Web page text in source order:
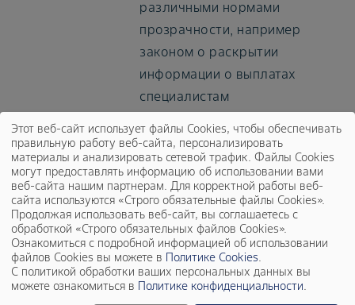
различными нормами
прозрачности, например
законом о раскрытии
информации о выплатах
специалистам
(Sunshine Act),Кодексом
раскрытия информации
EFPIAв Европе, и другими
региональными
законодательными
предписаниями, касающимися
раскрытия информации. Мы
глубоко уважаем
Этот веб-сайт использует файлы Cookies, чтобы обеспечивать
правильную работу веб-сайта, персонализировать
материалы и анализировать сетевой трафик. Файлы Cookies
могут предоставлять информацию об использовании вами
веб-сайта нашим партнерам. Для корректной работы веб-
сайта используются «Строго обязательные файлы Cookies».
Продолжая использовать веб-сайт, вы соглашаетесь с
обработкой «Строго обязательных файлов Cookies».
Ознакомиться с подробной информацией об использовании
файлов Cookies вы можете в Политике Cookies.
С политикой обработки ваших персональных данных вы
можете ознакомиться в Политике конфиденциальности.